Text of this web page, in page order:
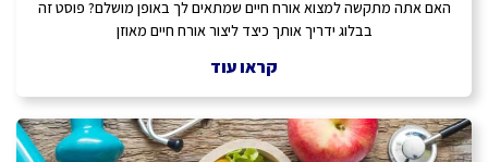
האם אתה מתקשה למצוא אורח חיים שמתאים לך באופן מושלם? פוסט זה
בבלוג ידריך אותך כיצד ליצור אורח חיים מאוזן
קראו עוד